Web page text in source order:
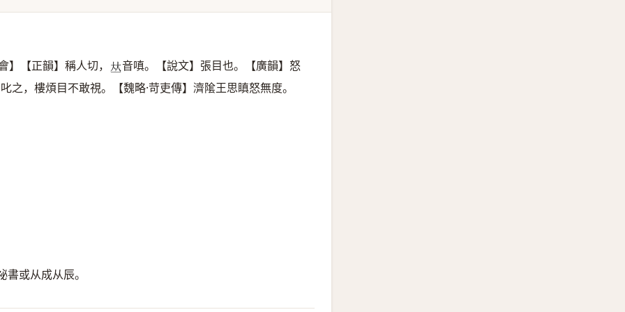
】【正韻】稱人切， 𠀤音嗔。【說文】張目也。【廣韻】怒
之，樓煩目不敢視。【魏略·苛吏傳】濟隂王思瞋怒無度。
或从成从辰。